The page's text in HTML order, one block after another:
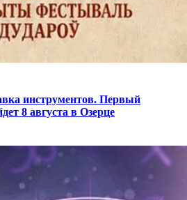
инструментов. Первый
8 августа в Озерце